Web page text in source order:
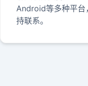
Android等多种平台
持联系。